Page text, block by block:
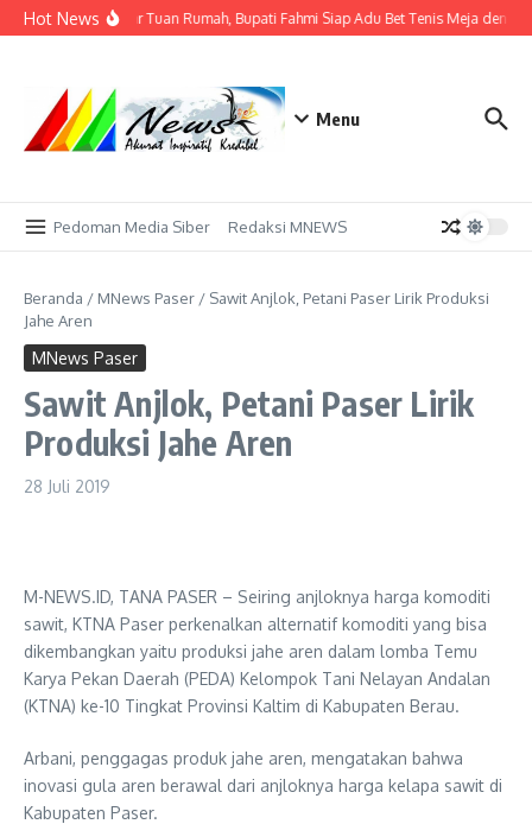
Lewati ke konten
Hot NewsTak Sekadar Tuan Rumah, Bupati Fahmi Siap Adu Bet Tenis Meja
Menu
Pedoman Media Siber Redaksi MNEWS
Beranda / MNews Paser / Sawit Anjlok, Petani Paser Lirik Produksi
Jahe Aren
MNews Paser
Sawit Anjlok, Petani Paser Lirik
Produksi Jahe Aren
28 Juli 2019
M-NEWS.ID, TANA PASER – Seiring anjloknya harga komoditi
sawit, KTNA Paser perkenalkan alternatif komoditi yang bisa
dikembangkan yaitu produksi jahe aren dalam lomba Temu
Karya Pekan Daerah (PEDA) Kelompok Tani Nelayan Andalan
(KTNA) ke-10 Tingkat Provinsi Kaltim di Kabupaten Berau.
Arbani, penggagas produk jahe aren, mengatakan bahwa
inovasi gula aren berawal dari anjloknya harga kelapa sawit di
Kabupaten Paser.